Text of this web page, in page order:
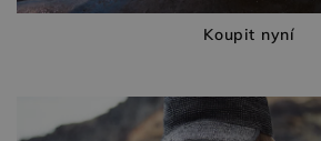
Koupit nyní